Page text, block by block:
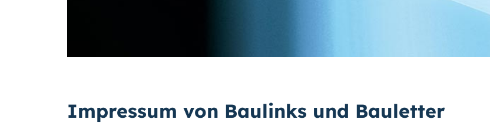
Impressum von Baulinks und Bauletter